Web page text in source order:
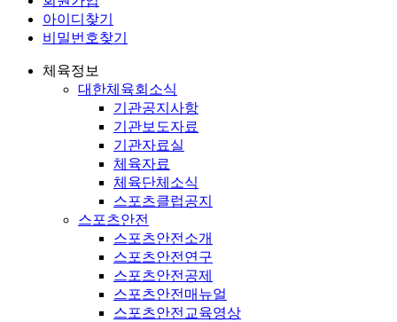
아이디찾기
비밀번호찾기
체육정보
대한체육회소식
기관공지사항
기관보도자료
기관자료실
체육자료
체육단체소식
스포츠클럽공지
스포츠안전
스포츠안전소개
스포츠안전연구
스포츠안전공제
스포츠안전매뉴얼
스포츠안전교육영상